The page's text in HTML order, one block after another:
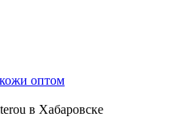
оптом
в Хабаровске